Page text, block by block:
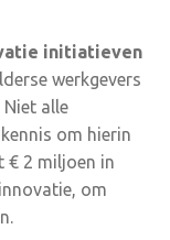
initiatieven
werkgevers
alle
om hierin
€ 2 miljoen in
om